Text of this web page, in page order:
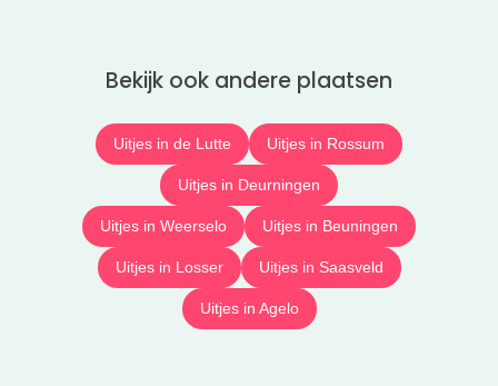
Bekijk ook andere plaatsen
Uitjes in de Lutte Uitjes in Rossum
Uitjes in Deurningen
Uitjes in Weerselo Uitjes in Beuningen
Uitjes in Losser Uitjes in Saasveld
Uitjes in Agelo